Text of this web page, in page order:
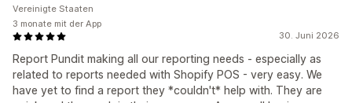
30. Juni 2026
Report Pundit making all our reporting needs - especially as
related to reports needed with Shopify POS - very easy. We
have yet to find a report they *couldn't* help with. They are
Vereinigte Staaten
3 monate mit der App